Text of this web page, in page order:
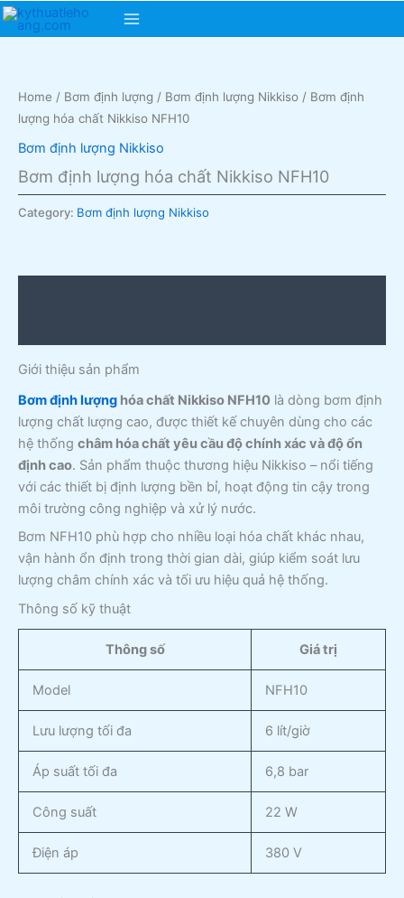
Skip
Main
Home / Bơm định lượng / Bơm định lượng Nikkiso / Bơm định
lượng hóa chất Nikkiso NFH10
Bơm định lượng Nikkiso
Bơm định lượng hóa chất Nikkiso NFH10
Category: Bơm định lượng Nikkiso
Giới thiệu sản phẩm
Bơm định lượng hóa chất Nikkiso NFH10 là dòng bơm định
lượng chất lượng cao, được thiết kế chuyên dùng cho các
hệ thống châm hóa chất yêu cầu độ chính xác và độ ổn
định cao. Sản phẩm thuộc thương hiệu Nikkiso – nổi tiếng
với các thiết bị định lượng bền bỉ, hoạt động tin cậy trong
môi trường công nghiệp và xử lý nước.
Bơm NFH10 phù hợp cho nhiều loại hóa chất khác nhau,
vận hành ổn định trong thời gian dài, giúp kiểm soát lưu
lượng châm chính xác và tối ưu hiệu quả hệ thống.
Thông số kỹ thuật
Thông số Giá trị
Model NFH10
Lưu lượng tối đa 6 lít/giờ
Áp suất tối đa 6,8 bar
Công suất 22 W
Điện áp 380 V